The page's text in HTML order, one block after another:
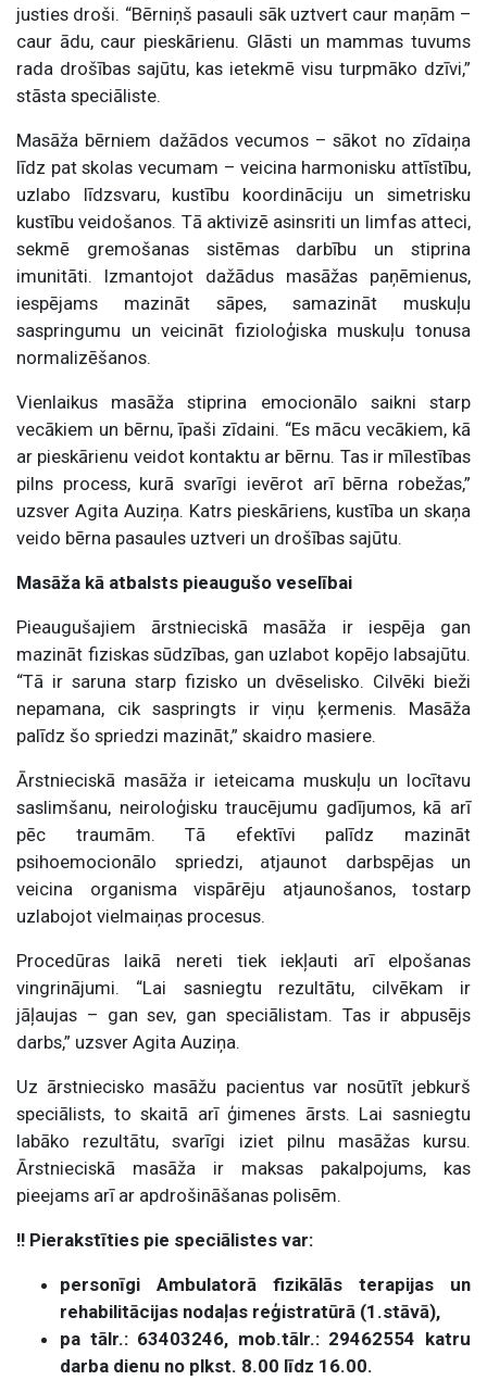
justies droši. “Bērniņš pasauli sāk uztvert caur maņām –
caur ādu, caur pieskārienu. Glāsti un mammas tuvums
rada drošības sajūtu, kas ietekmē visu turpmāko dzīvi,”
stāsta speciāliste.
Masāža bērniem dažādos vecumos – sākot no zīdaiņa
līdz pat skolas vecumam – veicina harmonisku attīstību,
uzlabo līdzsvaru, kustību koordināciju un simetrisku
kustību veidošanos. Tā aktivizē asinsriti un limfas atteci,
sekmē gremošanas sistēmas darbību un stiprina
imunitāti. Izmantojot dažādus masāžas paņēmienus,
iespējams mazināt sāpes, samazināt muskuļu
saspringumu un veicināt fizioloģiska muskuļu tonusa
normalizēšanos.
Vienlaikus masāža stiprina emocionālo saikni starp
vecākiem un bērnu, īpaši zīdaini. “Es mācu vecākiem, kā
ar pieskārienu veidot kontaktu ar bērnu. Tas ir mīlestības
pilns process, kurā svarīgi ievērot arī bērna robežas,”
uzsver Agita Auziņa. Katrs pieskāriens, kustība un skaņa
veido bērna pasaules uztveri un drošības sajūtu.
Masāža kā atbalsts pieaugušo veselībai
Pieaugušajiem ārstnieciskā masāža ir iespēja gan
mazināt fiziskas sūdzības, gan uzlabot kopējo labsajūtu.
“Tā ir saruna starp fizisko un dvēselisko. Cilvēki bieži
nepamana, cik saspringts ir viņu ķermenis. Masāža
palīdz šo spriedzi mazināt,” skaidro masiere.
Ārstnieciskā masāža ir ieteicama muskuļu un locītavu
saslimšanu, neiroloģisku traucējumu gadījumos, kā arī
pēc traumām. Tā efektīvi palīdz mazināt
psihoemocionālo spriedzi, atjaunot darbspējas un
veicina organisma vispārēju atjaunošanos, tostarp
uzlabojot vielmaiņas procesus.
Procedūras laikā nereti tiek iekļauti arī elpošanas
vingrinājumi. “Lai sasniegtu rezultātu, cilvēkam ir
jāļaujas – gan sev, gan speciālistam. Tas ir abpusējs
darbs,” uzsver Agita Auziņa.
Uz ārstniecisko masāžu pacientus var nosūtīt jebkurš
speciālists, to skaitā arī ģimenes ārsts. Lai sasniegtu
labāko rezultātu, svarīgi iziet pilnu masāžas kursu.
Ārstnieciskā masāža ir maksas pakalpojums, kas
pieejams arī ar apdrošināšanas polisēm.
!! Pierakstīties pie speciālistes var:
personīgi Ambulatorā fizikālās terapijas un
rehabilitācijas nodaļas reģistratūrā (1.stāvā),
pa tālr.: 63403246, mob.tālr.: 29462554 katru
darba dienu no plkst. 8.00 līdz 16.00.